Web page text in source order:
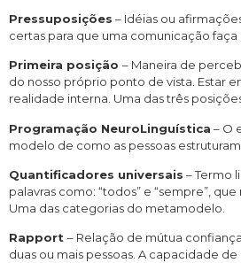
Pressuposições – Idéias ou
certas para que uma comunicação faça
Primeira posição – Maneira de
do nosso próprio ponto de vista. Estar
realidade interna. Uma das três
Programação NeuroLinguística – O
modelo de como as pessoas
Quantificadores universais – Termo
palavras como: “todos” e “sempre”,
Uma das categorias do metamodelo.
Rapport – Relação de mútua
duas ou mais pessoas. A capacidade